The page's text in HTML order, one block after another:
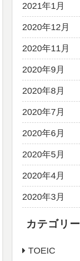
2021年1月
2020年12月
2020年11月
2020年9月
2020年8月
2020年7月
2020年6月
2020年5月
2020年4月
2020年3月
カテゴリー
TOEIC